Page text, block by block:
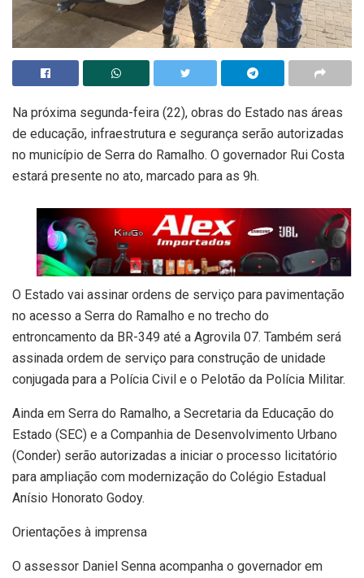
Na próxima segunda-feira (22), obras do Estado nas áreas
de educação, infraestrutura e segurança serão autorizadas
no município de Serra do Ramalho. O governador Rui Costa
estará presente no ato, marcado para as 9h.
O Estado vai assinar ordens de serviço para pavimentação
no acesso a Serra do Ramalho e no trecho do
entroncamento da BR-349 até a Agrovila 07. Também será
assinada ordem de serviço para construção de unidade
conjugada para a Polícia Civil e o Pelotão da Polícia Militar.
Ainda em Serra do Ramalho, a Secretaria da Educação do
Estado (SEC) e a Companhia de Desenvolvimento Urbano
(Conder) serão autorizadas a iniciar o processo licitatório
para ampliação com modernização do Colégio Estadual
Anísio Honorato Godoy.
Orientações à imprensa
O assessor Daniel Senna acompanha o governador em